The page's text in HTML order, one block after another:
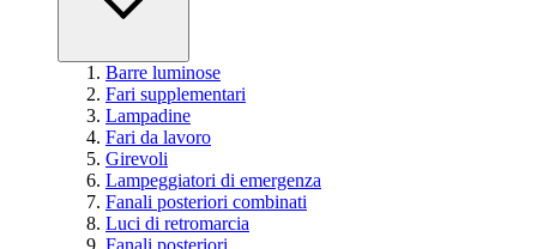
Barre luminose
Fari supplementari
Lampadine
Fari da lavoro
Girevoli
Lampeggiatori di emergenza
Fanali posteriori combinati
Luci di retromarcia
Fanali posteriori